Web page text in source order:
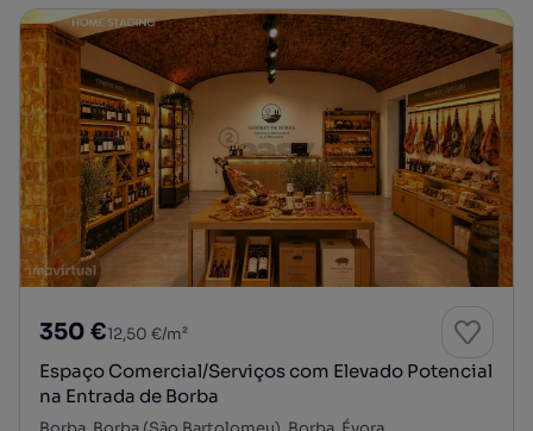
350 €12,50 €/m²
Espaço Comercial/Serviços com Elevado Potencial
na Entrada de Borba